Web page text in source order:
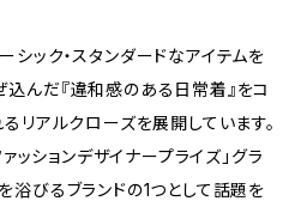
シック・スタンダードなアイテムを
んだ『違和感のある日常着』をコ
リアルクローズを展開しています。
ッションデザイナープライズ」グラ
浴びるブランドの1つとして話題を